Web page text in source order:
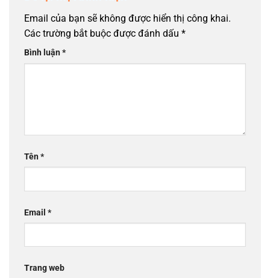
Email của bạn sẽ không được hiển thị công khai.
Các trường bắt buộc được đánh dấu *
Bình luận*
Tên*
Email *
Trang web